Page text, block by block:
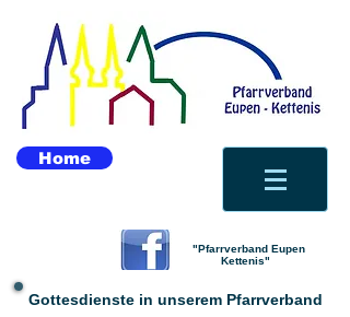
Home
"Pfarrverband Eupen
Kettenis"
Gottesdienste in unserem Pfarrverband